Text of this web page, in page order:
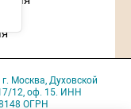
г. Москва, Духовской
12, оф. 15. ИНН
ОГРН